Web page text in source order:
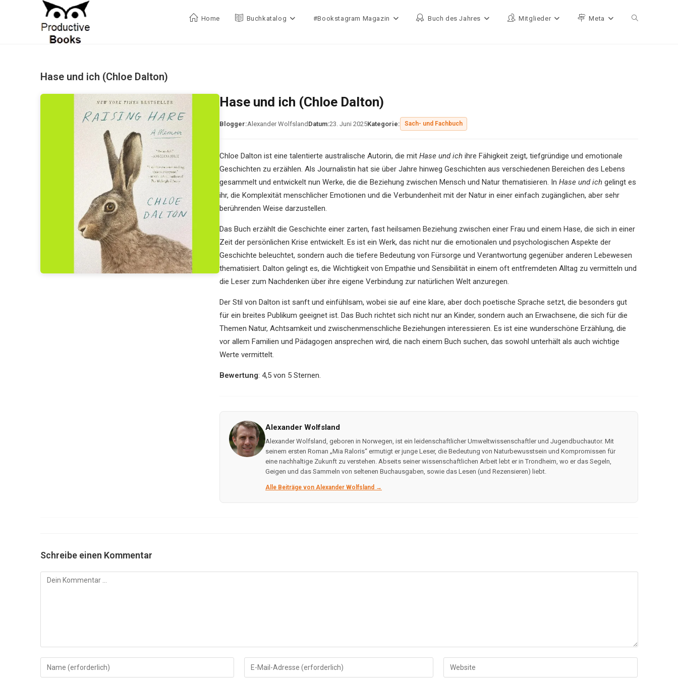
Home Buchkatalog #Bookstagram Magazin Buch des Jahres Mitglieder Meta Website-
Hase und ich (Chloe Dalton)
Hase und ich (Chloe Dalton)
Blogger:Alexander Wolfsland Datum:23. Juni 2025Kategorie: Sach- und Fachbuch
Chloe Dalton ist eine talentierte australische Autorin, die mit Hase und ich ihre Fähigkeit zeigt, tiefgründige und emotionale
Geschichten zu erzählen. Als Journalistin hat sie über Jahre hinweg Geschichten aus verschiedenen Bereichen des Lebens
gesammelt und entwickelt nun Werke, die die Beziehung zwischen Mensch und Natur thematisieren. In Hase und ich gelingt es
ihr, die Komplexität menschlicher Emotionen und die Verbundenheit mit der Natur in einer einfach zugänglichen, aber sehr
berührenden Weise darzustellen.
Das Buch erzählt die Geschichte einer zarten, fast heilsamen Beziehung zwischen einer Frau und einem Hase, die sich in einer
Zeit der persönlichen Krise entwickelt. Es ist ein Werk, das nicht nur die emotionalen und psychologischen Aspekte der
Geschichte beleuchtet, sondern auch die tiefere Bedeutung von Fürsorge und Verantwortung gegenüber anderen Lebewesen
thematisiert. Dalton gelingt es, die Wichtigkeit von Empathie und Sensibilität in einem oft entfremdeten Alltag zu vermitteln und
die Leser zum Nachdenken über ihre eigene Verbindung zur natürlichen Welt anzuregen.
Der Stil von Dalton ist sanft und einfühlsam, wobei sie auf eine klare, aber doch poetische Sprache setzt, die besonders gut
für ein breites Publikum geeignet ist. Das Buch richtet sich nicht nur an Kinder, sondern auch an Erwachsene, die sich für die
Themen Natur, Achtsamkeit und zwischenmenschliche Beziehungen interessieren. Es ist eine wunderschöne Erzählung, die
vor allem Familien und Pädagogen ansprechen wird, die nach einem Buch suchen, das sowohl unterhält als auch wichtige
Werte vermittelt.
Bewertung: 4,5 von 5 Sternen.
Alexander Wolfsland
Alexander Wolfsland, geboren in Norwegen, ist ein leidenschaftlicher Umweltwissenschaftler und Jugendbuchautor. Mit
seinem ersten Roman „Mia Raloris“ ermutigt er junge Leser, die Bedeutung von Naturbewusstsein und Kompromissen für
eine nachhaltige Zukunft zu verstehen. Abseits seiner wissenschaftlichen Arbeit lebt er in Trondheim, wo er das Segeln,
Geigen und das Sammeln von seltenen Buchausgaben, sowie das Lesen (und Rezensieren) liebt.
Alle Beiträge von Alexander Wolfsland →
Schreibe einen Kommentar
Kommentar
Gib
deinen
Gib
deine
Gib
deine